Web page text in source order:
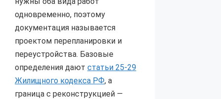
одновременно, поэтому
документация называется
проектом перепланировки и
переустройства. Базовые
определения дают статьи 25-29
Жилищного кодекса РФ, а
граница с реконструкцией —